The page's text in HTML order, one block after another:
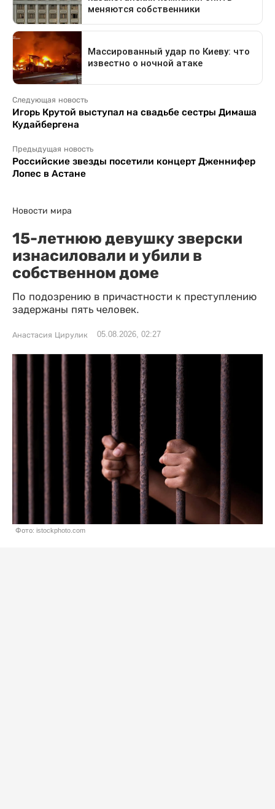
Следующая новость
Игорь Крутой выступал на свадьбе сестры Димаша
Кудайбергена
Предыдущая новость
Российские звезды посетили концерт Дженнифер
Лопес в Астане
Новости мира
15-летнюю девушку зверски
изнасиловали и убили в
собственном доме
По подозрению в причастности к преступлению
задержаны пять человек.
Анастасия Цирулик 05.08.2026, 02:27
Фото: istockphoto.com